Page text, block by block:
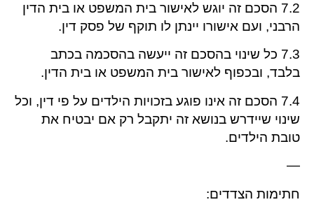
7.2 הסכם זה יוגש לאישור בית המשפט או בית הדין
הרבני, ועם אישורו יינתן לו תוקף של פסק דין.
7.3 כל שינוי בהסכם זה ייעשה בהסכמה בכתב
בלבד, ובכפוף לאישור בית המשפט או בית הדין.
7.4 הסכם זה אינו פוגע בזכויות הילדים על פי דין, וכל
שינוי שיידרש בנושא זה יתקבל רק אם יבטיח את
טובת הילדים.
—
חתימות הצדדים: